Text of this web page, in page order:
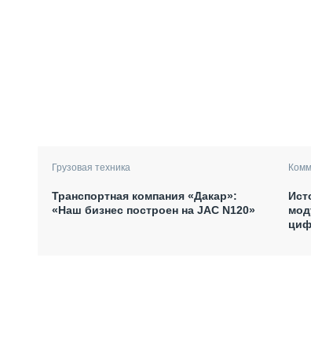
Грузовая техника
Транспортная компания «Дакар»:
«Наш бизнес построен на JAC N120»